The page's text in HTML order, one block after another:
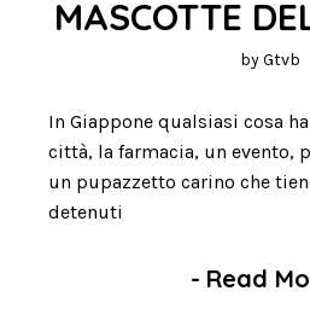
MASCOTTE
byGtvb
In Giappone qualsiasi cosa
città, la farmacia, un evento,
un pupazzetto carino che
detenuti
- Read